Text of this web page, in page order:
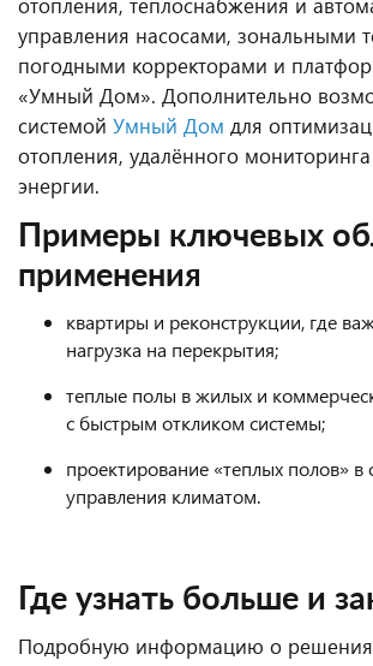
управления насосами, зональными
погодными корректорами и
«Умный Дом». Дополнительно
системой Умный Дом для
отопления, удалённого
энергии.
Примеры ключевых
применения
квартиры и реконструкции, где
нагрузка на перекрытия;
теплые полы в жилых и
с быстрым откликом системы;
проектирование «теплых полов» в
управления климатом.
Где узнать больше и
Подробную информацию о